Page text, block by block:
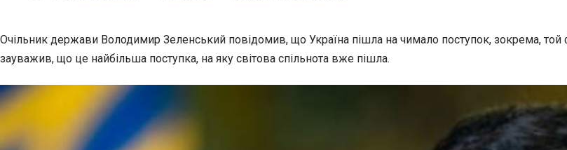
Очільник держави Володимир Зеленський повідомив, що Україна пішла на чимало поступок, зокрема, той
зауважив, що це найбільша поступка, на яку світова спільнота вже пішла.